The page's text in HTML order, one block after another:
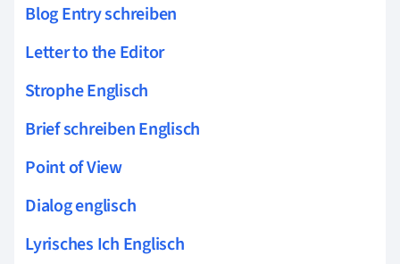
Blog Entry schreiben
Letter to the Editor
Strophe Englisch
Brief schreiben Englisch
Point of View
Dialog englisch
Lyrisches Ich Englisch